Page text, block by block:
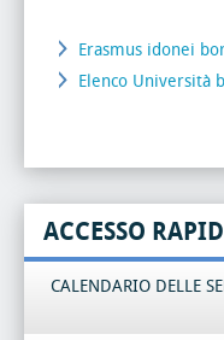
Erasmus idonei
Elenco Università
ACCESSO
CALENDARIO DELLE